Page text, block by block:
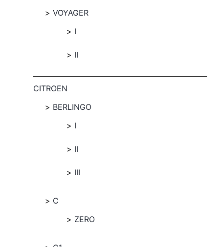
VOYAGER
I
II
CITROEN
BERLINGO
I
II
III
C
ZERO